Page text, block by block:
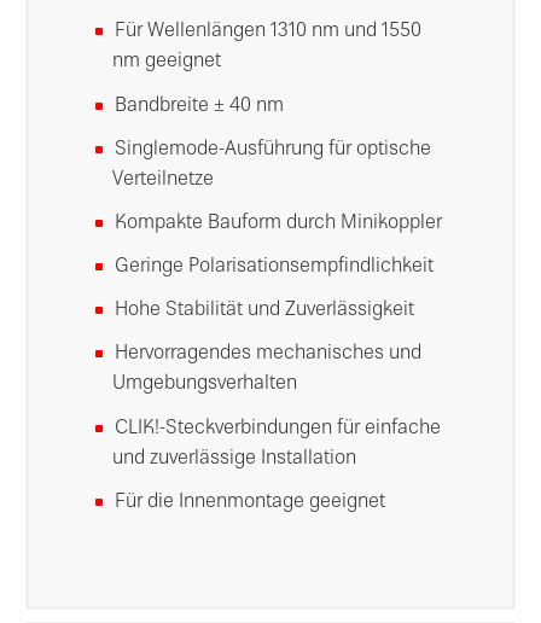
Für Wellenlängen 1310 nm und 1550
nm geeignet
Bandbreite ± 40 nm
Singlemode-Ausführung für optische
Verteilnetze
Kompakte Bauform durch Minikoppler
Geringe Polarisationsempfindlichkeit
Hohe Stabilität und Zuverlässigkeit
Hervorragendes mechanisches und
Umgebungsverhalten
CLIK!-Steckverbindungen für einfache
und zuverlässige Installation
Für die Innenmontage geeignet